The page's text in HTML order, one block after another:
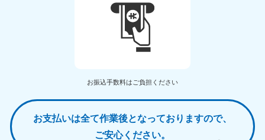
お振込手数料はご負担ください
お支払いは全て作業後となっておりますので、
ご安心ください。